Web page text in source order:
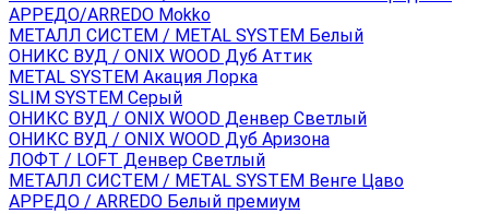
АРРЕДО/ARREDO Mokko
МЕТАЛЛ СИСТЕМ / METAL SYSTEM Белый
ОНИКС ВУД / ONIX WOOD Дуб Аттик
METAL SYSTEM Акация Лорка
SLIM SYSTEM Серый
ОНИКС ВУД / ONIX WOOD Денвер Светлый
ОНИКС ВУД / ONIX WOOD Дуб Аризона
ЛОФТ / LOFT Денвер Светлый
МЕТАЛЛ СИСТЕМ / METAL SYSTEM Венге Цаво
АРРЕДО / ARREDO Белый премиум